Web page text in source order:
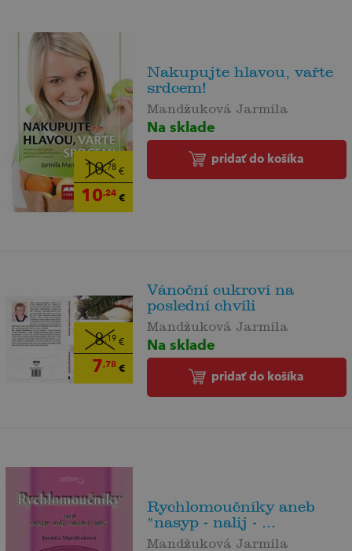
10,78€
10,24€
Nakupujte hlavou, vařte
srdcem!
Mandžuková Jarmila
Na sklade
pridať do košíka
8,19 €
7,78€
Vánoční cukroví na
poslední chvíli
Mandžuková Jarmila
Na sklade
pridať do košíka
Rychlomoučníky aneb
"nasyp - nalij - ...
Mandžuková Jarmila